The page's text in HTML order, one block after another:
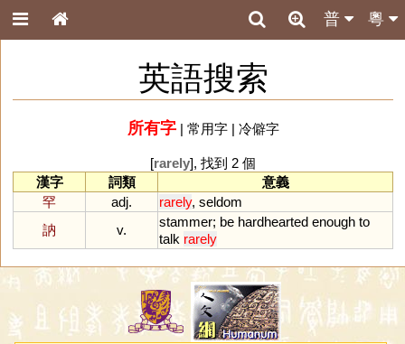
粵
普
英語搜索
所有字| 常用字| 冷僻字
[rarely], 找到 2 個
漢字
詞類
意義
罕
adj. rarely, seldom
訥
v.
stammer; be hardhearted enough to
talk rarely